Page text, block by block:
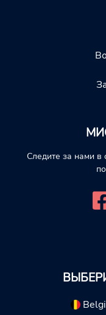
Следите за нами в